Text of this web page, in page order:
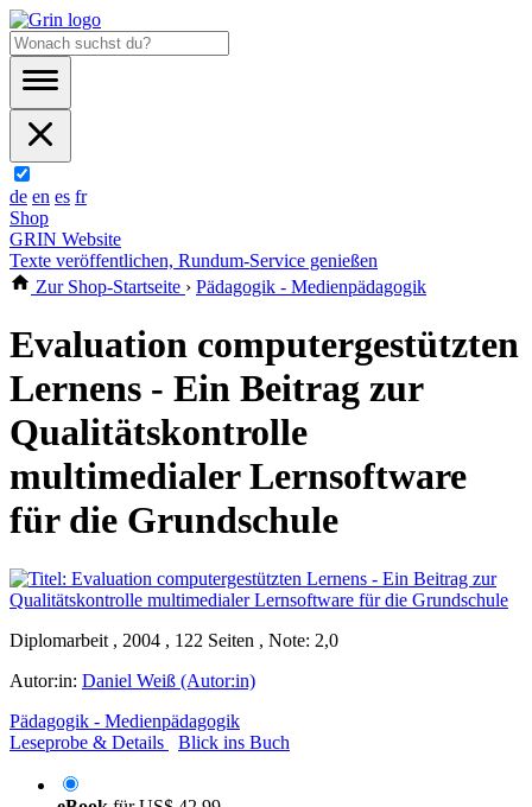
de en es fr
Shop
GRIN Website
Texte veröffentlichen, Rundum-Service genießen
Zur Shop-Startseite › Pädagogik - Medienpädagogik
Evaluation computergestützten
Lernens - Ein Beitrag zur
Qualitätskontrolle
multimedialer Lernsoftware
für die Grundschule
Diplomarbeit , 2004 , 122 Seiten , Note: 2,0
Autor:in: Daniel Weiß (Autor:in)
Pädagogik - Medienpädagogik
Leseprobe & Details
Blick ins Buch